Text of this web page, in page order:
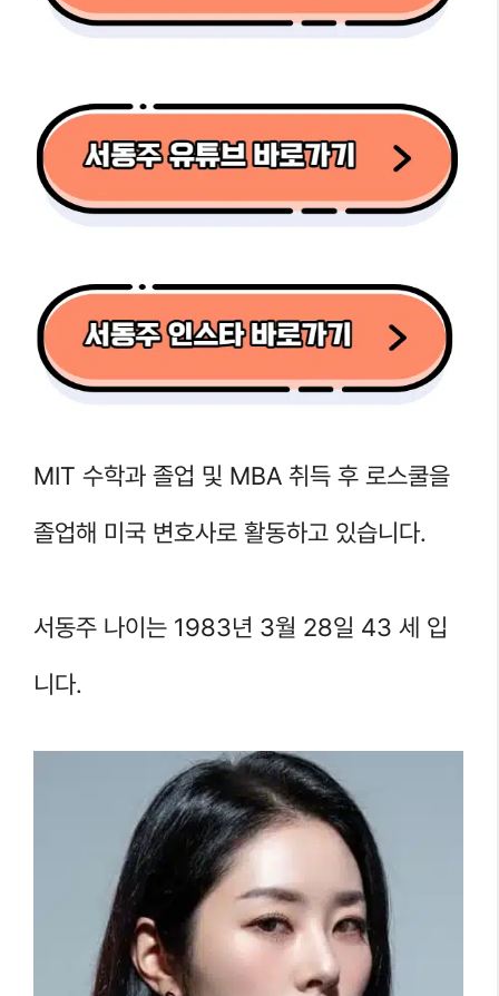
MIT 수학과 졸업 및 MBA 취득 후 로스쿨을
졸업해 미국 변호사로 활동하고 있습니다.
서동주 나이는 1983년 3월 28일 43 세 입
니다.